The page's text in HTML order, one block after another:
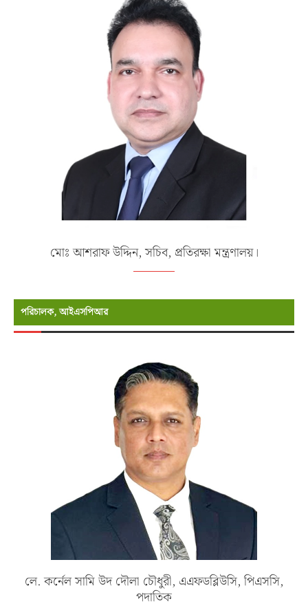
মোঃ আশরাফ উদ্দিন, সচিব, প্রতিরক্ষা মন্ত্রণালয়।
পরিচালক, আইএসপিআর
লে. কর্নেল সামি উদ দৌলা চৌধুরী, এএফডব্লিউসি, পিএসসি,
পদাতিক